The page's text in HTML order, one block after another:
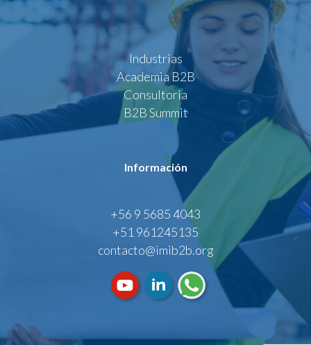
Industrias
Academia B2B
Consultoria
B2B Summit
Información
+56 9 5685 4043
+51 961245135
contacto@imib2b.org